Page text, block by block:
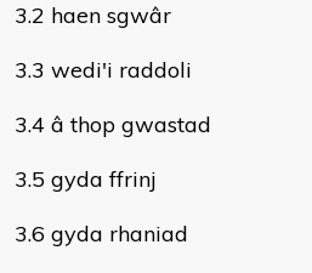
3.2 haen sgwâr
3.3 wedi'i raddoli
3.4 â thop gwastad
3.5 gyda ffrinj
3.6 gyda rhaniad